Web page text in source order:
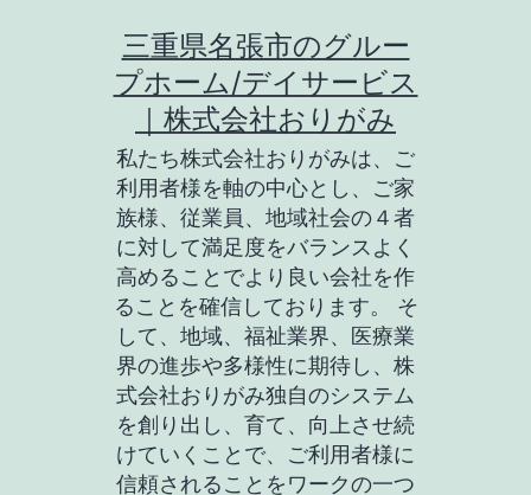
三重県名張市のグルー
プホーム/デイサービス
｜株式会社おりがみ
私たち株式会社おりがみは、ご
利用者様を軸の中心とし、ご家
族様、従業員、地域社会の４者
に対して満足度をバランスよく
高めることでより良い会社を作
ることを確信しております。 そ
して、地域、福祉業界、医療業
界の進歩や多様性に期待し、株
式会社おりがみ独自のシステム
を創り出し、育て、向上させ続
けていくことで、ご利用者様に
信頼されることをワークの一つ